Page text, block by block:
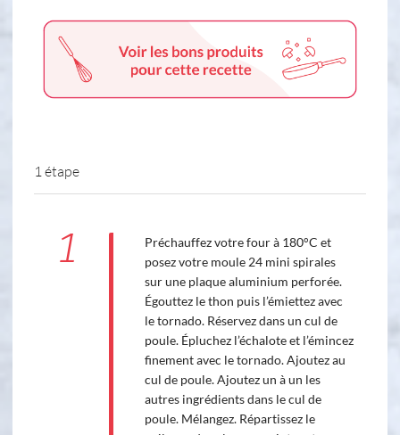
1 étape
1
Préchauffez votre four à 180°C et
posez votre moule 24 mini spirales
sur une plaque aluminium perforée.
Égouttez le thon puis l’émiettez avec
le tornado. Réservez dans un cul de
poule. Épluchez l’échalote et l’émincez
finement avec le tornado. Ajoutez au
cul de poule. Ajoutez un à un les
autres ingrédients dans le cul de
poule. Mélangez. Répartissez le